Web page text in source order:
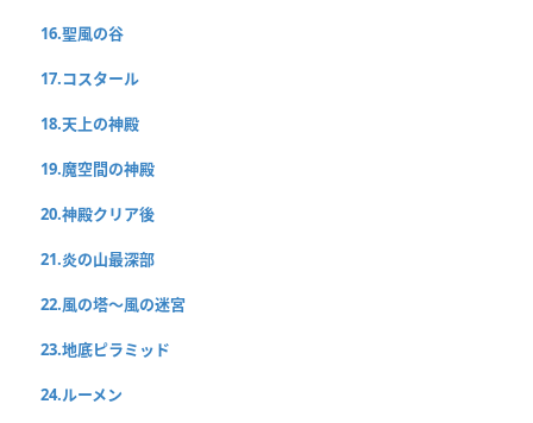
16.聖風の谷
17.コスタール
18.天上の神殿
19.魔空間の神殿
20.神殿クリア後
21.炎の山最深部
22.風の塔〜風の迷宮
23.地底ピラミッド
24.ルーメン